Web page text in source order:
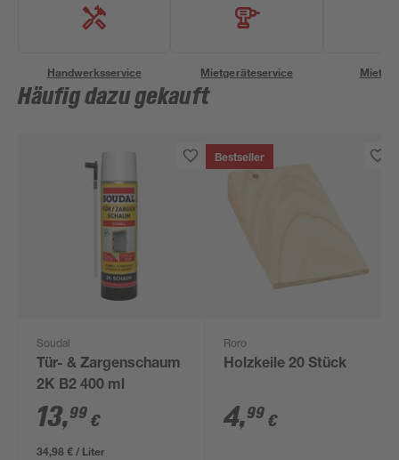
Handwerksservice Mietgeräteservice
Häufig dazu gekauft
Soudal
Tür- & Zargenschaum
2K B2 400 ml
13,99 €
34,98 € / Liter
Bestseller
Roro
Holzkeile 20 Stück
4,99 €